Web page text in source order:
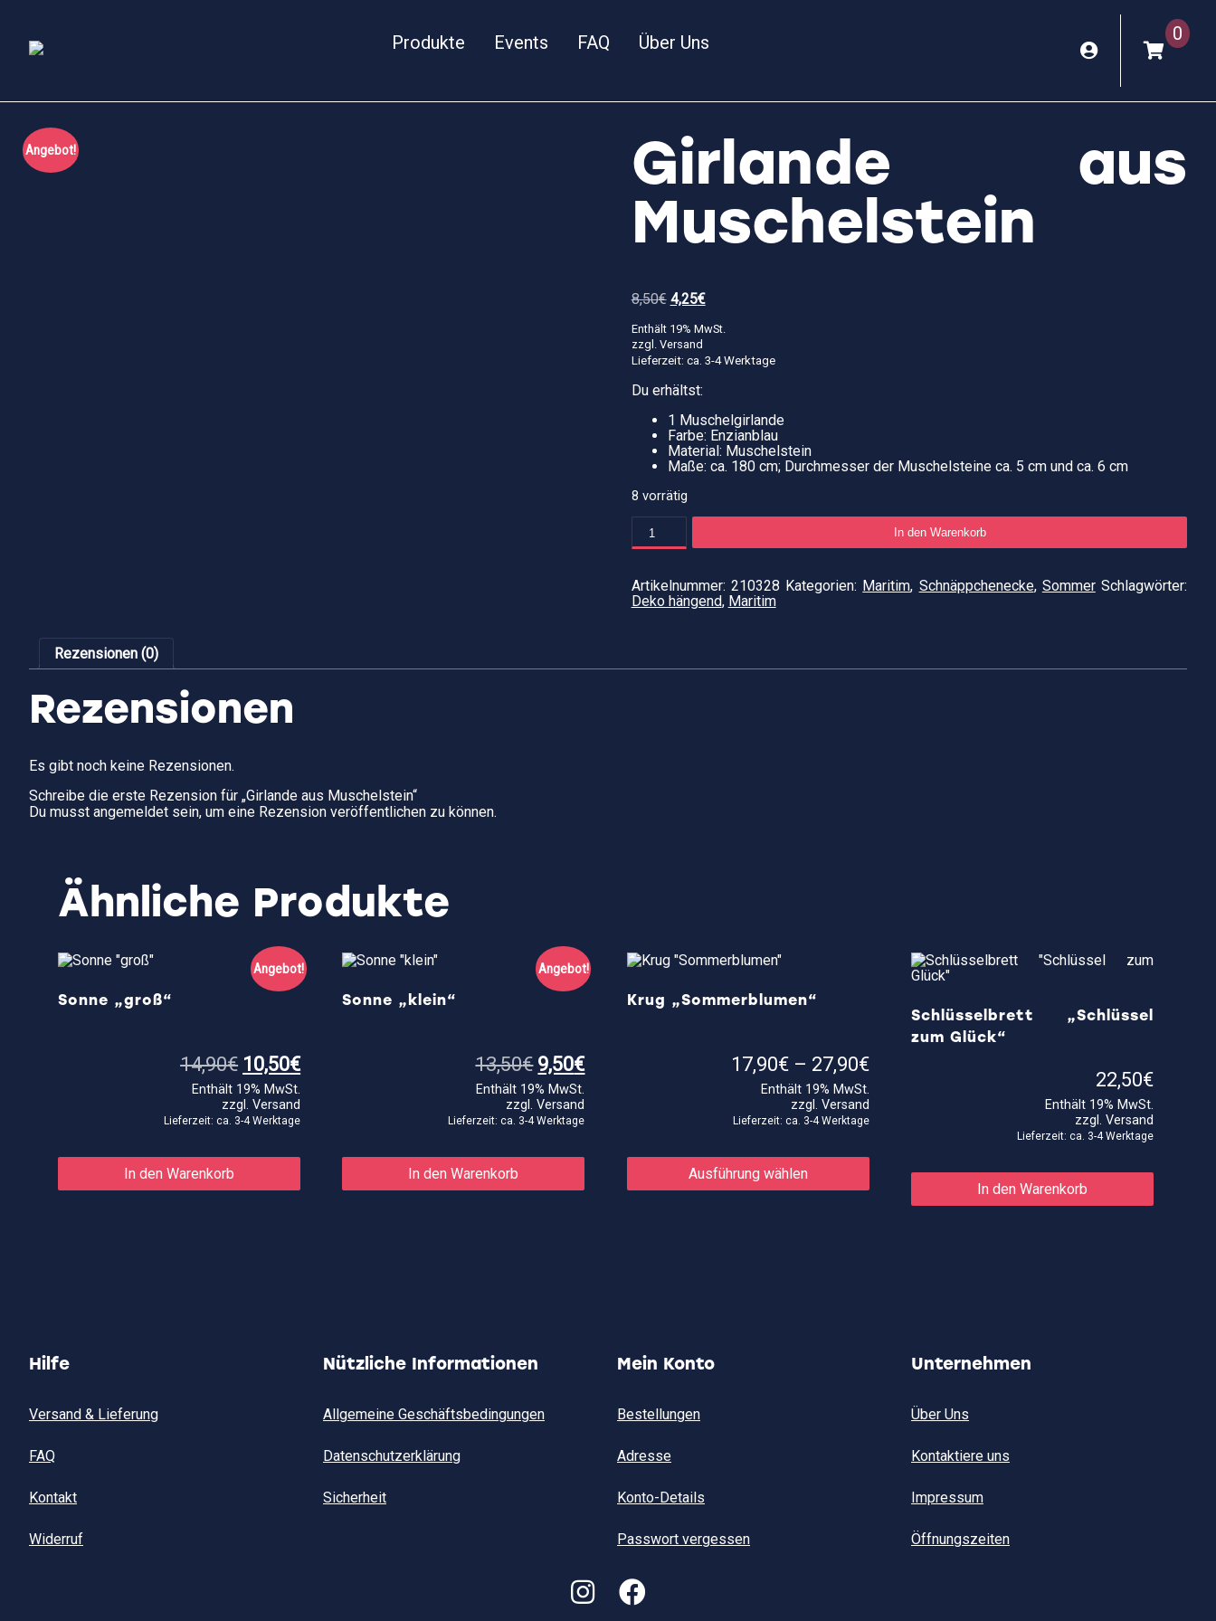
Produkte Events FAQ Über Uns 0
Angebot!
Girlande aus
Muschelstein
8,50€ Ursprünglicher
war:
8,50€
4,25€Aktueller
ist:
Enthält 19% MwSt.
zzgl. Versand
Lieferzeit: ca. 3-4 Werktage
Du erhältst:
1 Muschelgirlande
Farbe: Enzianblau
Material: Muschelstein
Maße: ca. 180 cm; Durchmesser der Muschelsteine ca. 5 cm und ca. 6 cm
8 vorrätig
aus
Muschelstein
In den Warenkorb
Artikelnummer: 210328 Kategorien: Maritim, Schnäppchenecke, Sommer Schlagwörter:
Deko hängend, Maritim
Rezensionen (0)
Rezensionen
Es gibt noch keine Rezensionen.
Schreibe die erste Rezension für „Girlande aus Muschelstein“
Du musst angemeldet sein, um eine Rezension veröffentlichen zu können.
Ähnliche Produkte
Angebot!
Sonne „groß“
14,90€ Ursprünglicher
Preis
war:
14,90€
10,50€Aktueller
Preis
Enthält 19% MwSt.
zzgl.Versand
Lieferzeit: ca. 3-4 Werktage
In den Warenkorb
Angebot!
Sonne „klein“
13,50€ Ursprünglicher
Preis
war:
13,50€
9,50€Aktueller
Preis
Enthält 19% MwSt.
zzgl.Versand
Lieferzeit: ca. 3-4 Werktage
In den Warenkorb
Krug „Sommerblumen“
17,90€ – 27,90€Preisspanne:
17,90€
bis
27,90€
Enthält 19% MwSt.
zzgl. Versand
Lieferzeit: ca. 3-4 Werktage
Ausführung wählen
Produkt
mehrere
Varianten
Schlüsselbrett „Schlüssel
zum Glück“
22,50€
Enthält 19% MwSt.
zzgl.Versand
Lieferzeit: ca. 3-4 Werktage
In den Warenkorb
Hilfe
Versand & Lieferung
FAQ
Kontakt
Widerruf
Nützliche Informationen
Allgemeine Geschäftsbedingungen
Datenschutzerklärung
Sicherheit
Mein Konto
Bestellungen
Adresse
Konto-Details
Passwort vergessen
Unternehmen
Über Uns
Kontaktiere uns
Impressum
Öffnungszeiten